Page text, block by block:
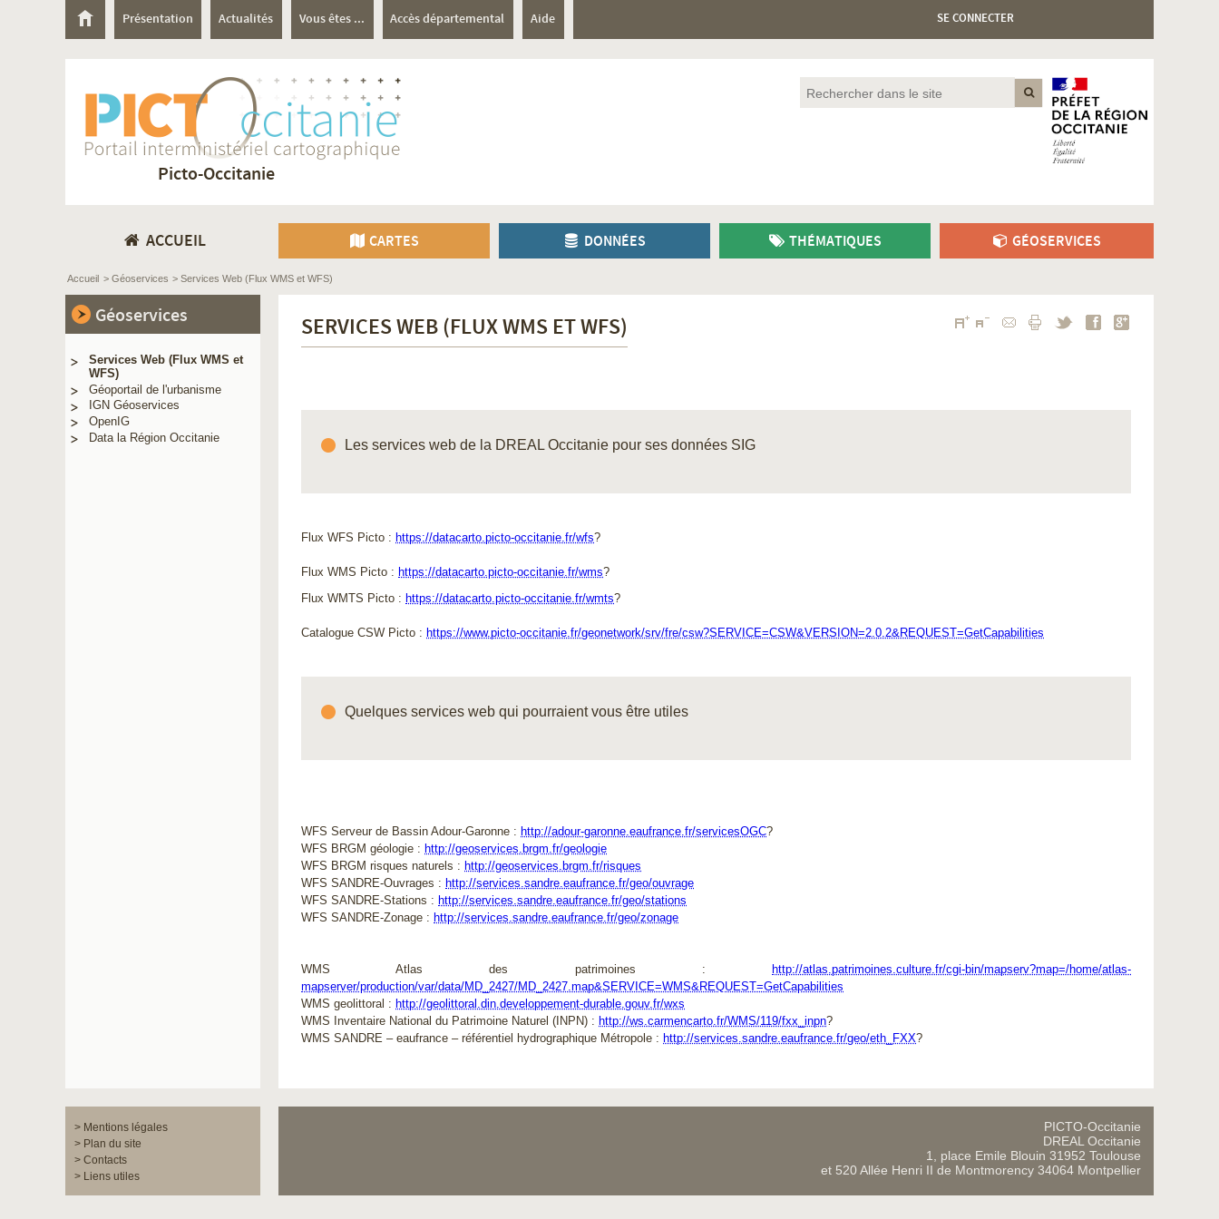
Présentation Actualités Vous êtes ... Accès départemental Aide SE CONNECTER
Picto-Occitanie
ACCUEIL CARTES DONNÉES THÉMATIQUES GÉOSERVICES
Accueil > Géoservices > Services Web (Flux WMS et WFS)
Géoservices
Services Web (Flux WMS et
WFS)
Géoportail de l'urbanisme
IGN Géoservices
OpenIG
Data la Région Occitanie
SERVICES WEB (FLUX WMS ET WFS)
Les services web de la DREAL Occitanie pour ses données SIG
Flux WFS Picto : https://datacarto.picto-occitanie.fr/wfs?
Flux WMS Picto : https://datacarto.picto-occitanie.fr/wms?
Flux WMTS Picto : https://datacarto.picto-occitanie.fr/wmts?
Catalogue CSW Picto : https://www.picto-occitanie.fr/geonetwork/srv/fre/csw?SERVICE=CSW&VERSION=2.0.2&REQUEST=GetCapabilities
Quelques services web qui pourraient vous être utiles
WFS Serveur de Bassin Adour-Garonne : http://adour-garonne.eaufrance.fr/servicesOGC?
WFS BRGM géologie : http://geoservices.brgm.fr/geologie
WFS BRGM risques naturels : http://geoservices.brgm.fr/risques
WFS SANDRE-Ouvrages : http://services.sandre.eaufrance.fr/geo/ouvrage
WFS SANDRE-Stations : http://services.sandre.eaufrance.fr/geo/stations
WFS SANDRE-Zonage : http://services.sandre.eaufrance.fr/geo/zonage
WMS Atlas des patrimoines : http://atlas.patrimoines.culture.fr/cgi-bin/mapserv?map=/home/atlas-
mapserver/production/var/data/MD_2427/MD_2427.map&SERVICE=WMS&REQUEST=GetCapabilities
WMS geolittoral : http://geolittoral.din.developpement-durable.gouv.fr/wxs
WMS Inventaire National du Patrimoine Naturel (INPN) : http://ws.carmencarto.fr/WMS/119/fxx_inpn?
WMS SANDRE – eaufrance – référentiel hydrographique Métropole : http://services.sandre.eaufrance.fr/geo/eth_FXX?
> Mentions légales
> Plan du site
> Contacts
> Liens utiles
PICTO-Occitanie
DREAL Occitanie
1, place Emile Blouin 31952 Toulouse
et 520 Allée Henri II de Montmorency 34064 Montpellier